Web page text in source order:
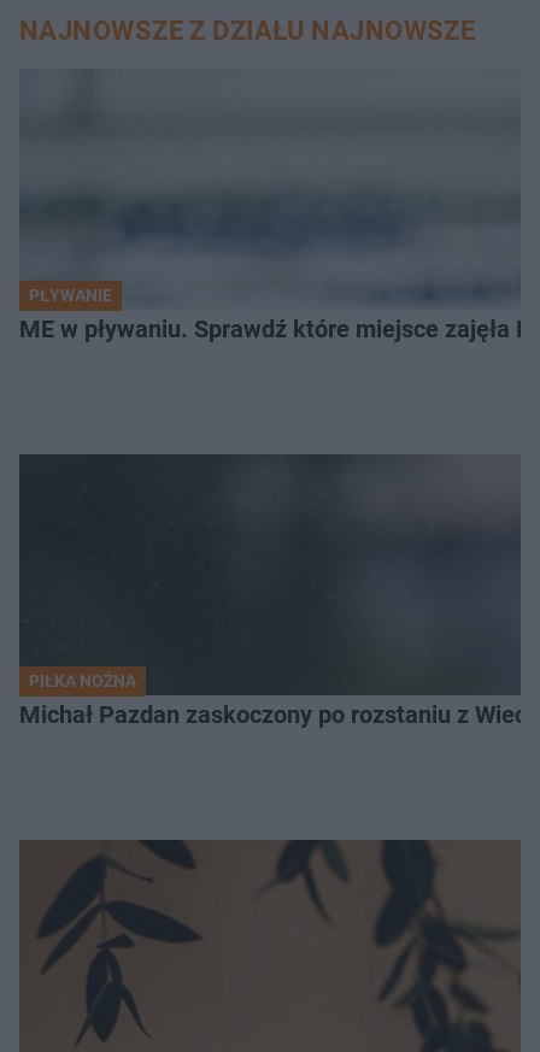
NAJNOWSZE Z DZIAŁU NAJNOWSZE
PŁYWANIE
ME w pływaniu. Sprawdź które miejsce zajęła
PIŁKA NOŻNA
Michał Pazdan zaskoczony po rozstaniu z